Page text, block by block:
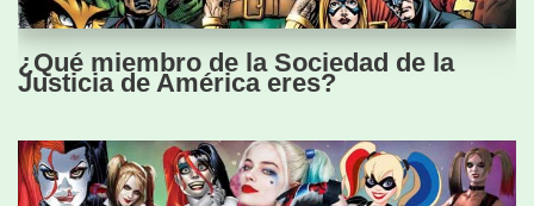
¿Qué miembro de la Sociedad de la
Justicia de América eres?